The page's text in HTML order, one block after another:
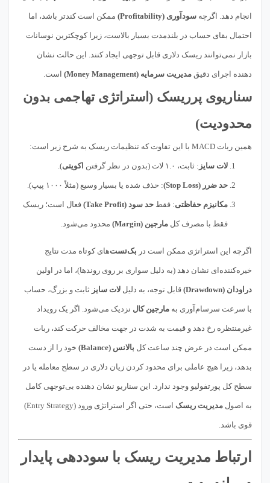
انجام دهد. اگرچه سودآوری (Profitability) ممکن است کندتر باشد، اما
احتمال بقای حساب در بلندمدت بسیار بالاست، زیرا کوچکترین نوسانات
بازار نمی‌توانند ریسک دلاری قابل توجهی ایجاد کنند. این حالت نشان
دهنده اجرای دقیق مدیریت سرمایه (Money Management) است.
سناریوی پرریسک (استراتژی تهاجمی بدون
محدودیت)
همین ربات MACD با این تفاوت که تنظیمات ریسک به شرح زیر است:
لات سایز : ثابت، ۱.۰ لات (بدون در نظر گرفتن اکویتی).
حد ضرر (Stop Loss) : حذف شده یا بسیار وسیع (مثلاً ۱۰۰۰ پیپ).
مکانیزم حفاظتی: فقط حد سود (Take Profit) فعال است؛ ریسک
فقط با مصرف کل مارجین (Margin) محدود می‌شود.
اگرچه این استراتژی ممکن است در بک‌تست‌های کوتاه مدت نتایج
خیره‌کننده‌ای نشان دهد (به دلیل سواری بر روی روندها)، اما در اولین
دراودان (Drawdown) قابل توجه، به دلیل لات سایز ثابت و بزرگ، حساب
با سرعت سرسام‌آوری به مارجین کال نزدیک می‌شود. اگر یک رویداد
غیرمنتظره رخ دهد و قیمت به شدت در جهت مخالف حرکت کند، ربات
ممکن است در عرض چند ساعت کل بالانس (Balance) خود را از دست
بدهد، زیرا هیچ عاملی برای محدود کردن زیان دلاری در سطح معامله یا در
سطح کل پورتفولیو وجود ندارد. این سناریو نشان دهنده بی‌توجهی کامل
به اصول مدیریت ریسک است، حتی اگر استراتژی ورود (Entry Strategy)
قوی باشد.
ارتباط مدیریت ریسک با سوددهی پایدار